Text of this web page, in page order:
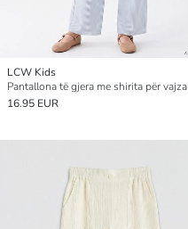
LCW Kids
Pantallona të gjera me shirita për vajza
16.95 EUR